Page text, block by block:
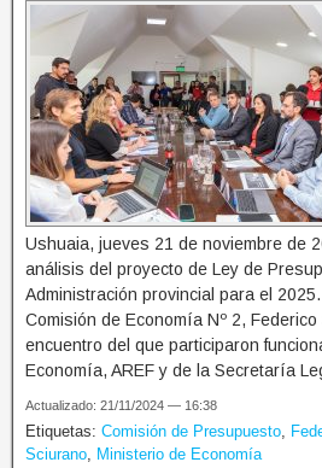
Ushuaia, jueves 21 de noviembre de
análisis del proyecto de Ley de
Administración provincial para el
Comisión de Economía Nº 2,
encuentro del que participaron
Economía, AREF y de la Secretaría
Actualizado: 21/11/2024 — 16:38
Etiquetas: Comisión de Presupuesto
Sciurano
Ministerio de Economía